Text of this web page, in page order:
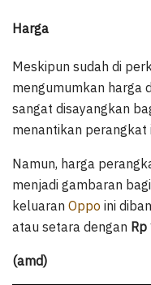
Harga
Meskipun sudah di
mengumumkan harga
sangat disayangkan
menantikan perangkat
Namun, harga
menjadi gambaran
keluaran Oppo ini
atau setara dengan Rp
(amd)